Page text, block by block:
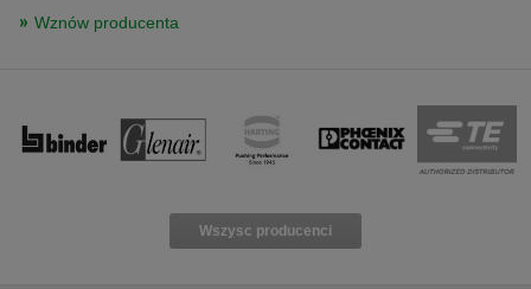
Přepněte na anglickou verzi
selected one. This website is also available in English. Would you like to
switch to the English version?
Switch to English version Stay on this version
Wznów producenta
Wszysc producenci